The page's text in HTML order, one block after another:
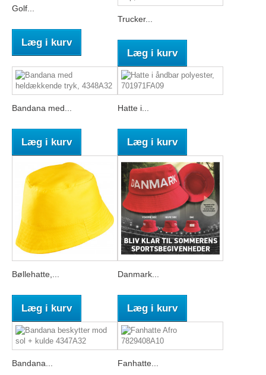
Golf...
Læg i kurv
Trucker...
Læg i kurv
Bandana med...
Læg i kurv
Hatte i...
Læg i kurv
Bøllehatte,...
Læg i kurv
Danmark...
Læg i kurv
Bandana... Fanhatte...